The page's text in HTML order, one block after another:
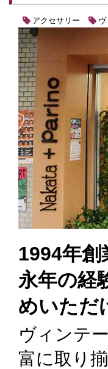
アクセサリー ヴ
1994年
永年の経
めいただ
ヴィンテ
富に取り揃